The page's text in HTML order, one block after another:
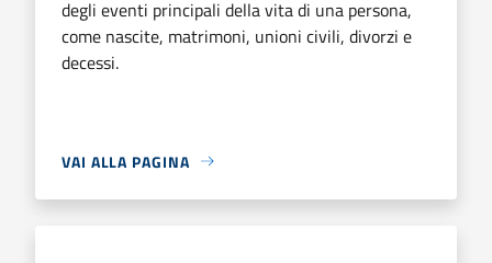
degli eventi principali della vita di una persona,
come nascite, matrimoni, unioni civili, divorzi e
decessi.
VAI ALLA PAGINA